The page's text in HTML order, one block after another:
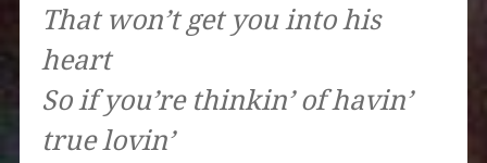
That won’t get you into his
heart
So if you’re thinkin’ of havin’
true lovin’